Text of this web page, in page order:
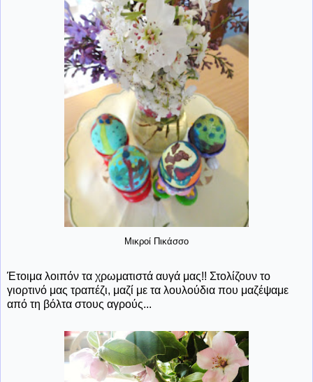
Μικροί Πικάσσο
Έτοιμα λοιπόν τα χρωματιστά αυγά μας!! Στολίζουν το
γιορτινό μας τραπέζι, μαζί με τα λουλούδια που μαζέψαμε
από τη βόλτα στους αγρούς...